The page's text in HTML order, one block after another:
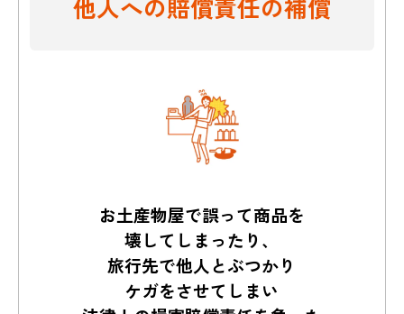
他人への賠償責任の補償
お土産物屋で誤って商品を
壊してしまったり、
旅行先で他人とぶつかり
ケガをさせてしまい